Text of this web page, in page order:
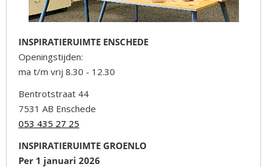
INSPIRATIERUIMTE ENSCHEDE
Openingstijden:
ma t/m vrij 8.30 - 12.30
Bentrotstraat 44
7531 AB Enschede
053 435 27 25
INSPIRATIERUIMTE GROENLO
Per 1 januari 2026